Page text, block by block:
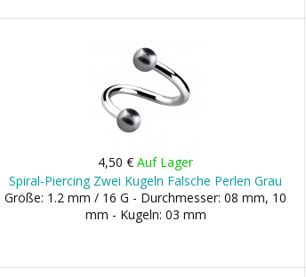
4,50 €Auf Lager
Spiral-Piercing Zwei Kugeln Falsche Perlen Grau
Größe: 1.2 mm / 16 G - Durchmesser: 08 mm, 10
mm - Kugeln: 03 mm